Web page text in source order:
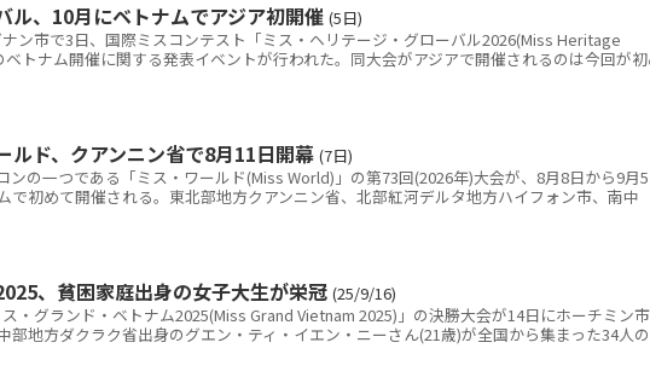
ル、10月にベトナムでアジア初開催 (5日)
ン市で3日、国際ミスコンテスト「ミス・ヘリテージ・グローバル2026(Miss Heritage
ベトナム開催に関する発表イベントが行われた。同大会がアジアで開催されるのは今回が
ルド、クアンニン省で8月11日開幕 (7日)
ンの一つである「ミス・ワールド(Miss World)」の第73回(2026年)大会が、8月8日から9月
で初めて開催される。東北部地方クアンニン省、北部紅河デルタ地方ハイフォン市、南中
、貧困家庭出身の女子大生が栄冠 (25/9/16)
・グランド・ベトナム2025(Miss Grand Vietnam 2025)」の決勝大会が14日にホーチミン市
部地方ダクラク省出身のグエン・ティ・イエン・ニーさん(21歳)が全国から集まった34人の